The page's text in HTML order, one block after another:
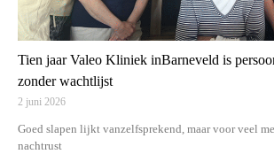
Tien jaar Valeo Kliniek inBarneveld is
zonder wachtlijst
2 juni 2026
Goed slapen lijkt vanzelfsprekend, maar voor veel
nachtrust